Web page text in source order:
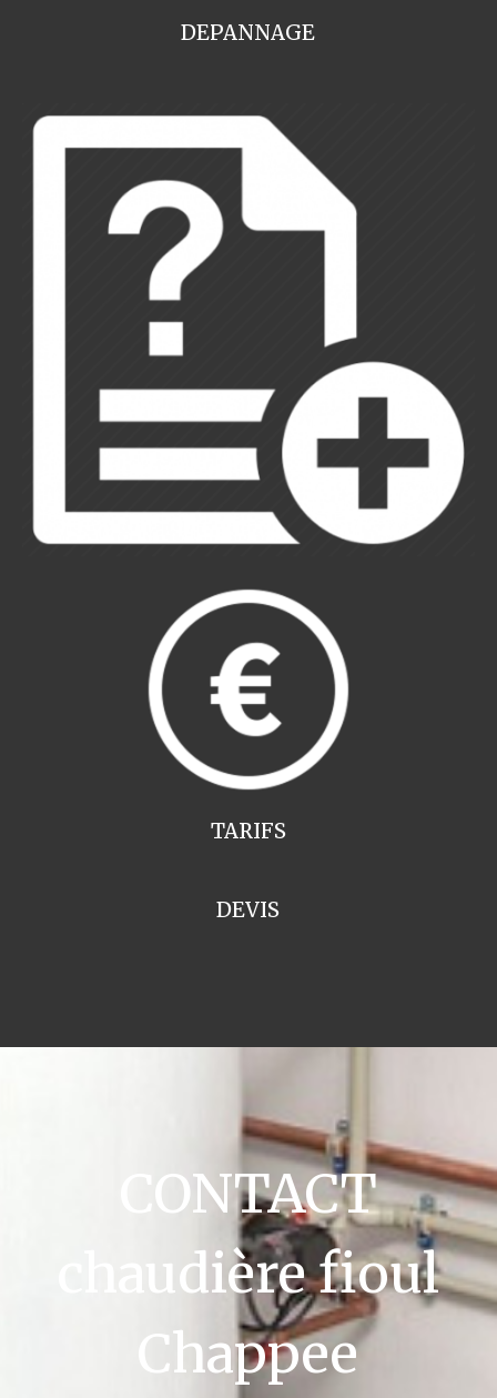
DEPANNAGE
TARIFS
DEVIS
CONTACT
chaudière fioul
Chappee